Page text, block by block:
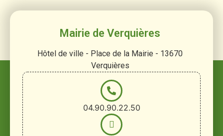
Mairie de Verquières
Hôtel de ville - Place de la Mairie - 13670
Verquières
04.90.90.22.50